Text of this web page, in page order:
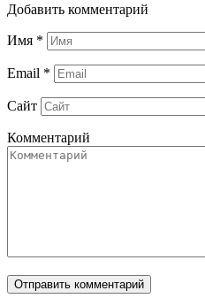
Добавить комментарий
Имя *
Email *
Сайт
Комментарий